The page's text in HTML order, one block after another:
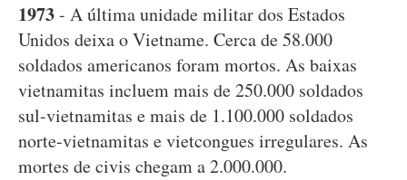
1973- A última unidade militar dos Estados
Unidos deixa o Vietname. Cerca de 58.000
soldados americanos foram mortos. As baixas
vietnamitas incluem mais de 250.000 soldados
sul-vietnamitas e mais de 1.100.000 soldados
norte-vietnamitas e vietcongues irregulares. As
mortes de civis chegam a 2.000.000.